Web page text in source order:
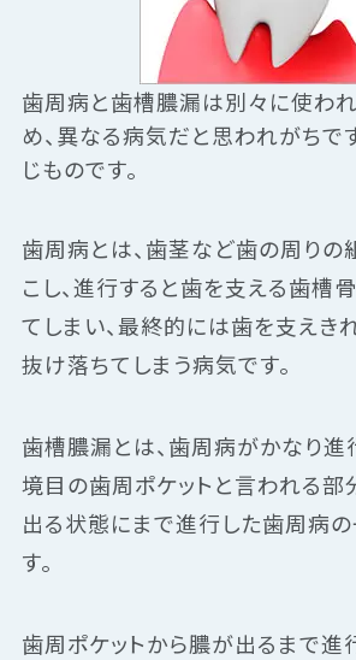
歯周病と歯槽膿漏は別々に使わ
め、異なる病気だと思われがちで
じものです。
歯周病とは、歯茎など歯の周り
こし、進行すると歯を支える歯槽
てしまい、最終的には歯を支えき
抜け落ちてしまう病気です。
歯槽膿漏とは、歯周病がかなり進
境目の歯周ポケットと言われる
出る状態にまで進行した歯周病
す。
歯周ポケットから膿が出るまで進